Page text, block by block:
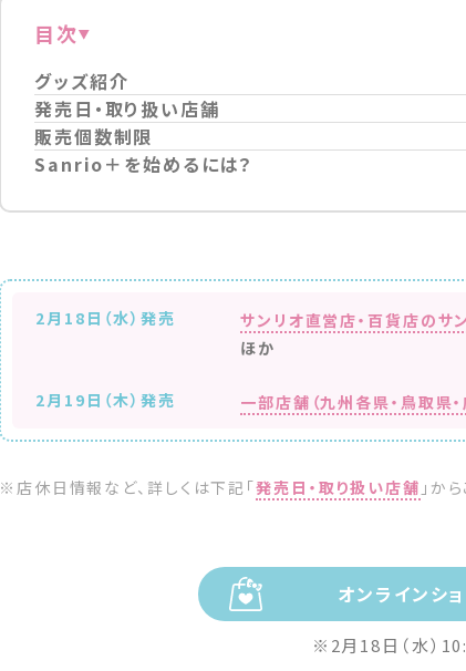
目次
グッズ紹介
発売日・取り扱い店舗
販売個数制限
Sanrio＋を始めるには？
2月18日（水）発売 サンリオ直営店・百貨店のサ
ほか
2月19日（木）発売 一部店舗（九州各県・鳥取県
※店休日情報など、詳しくは下記「発売日・取り扱い店舗 」か
オンラインシ
※2月18日（水）